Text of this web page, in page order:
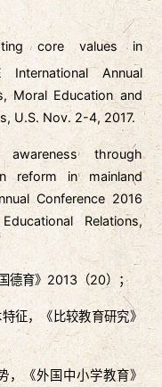
core values in
International Annual
Moral Education and
U.S. Nov. 2-4, 2017.
awareness through
reform in mainland
Conference 2016
Relations,
德育》2013（20）；
征，《比较教育研究》
，《外国中小学教育》